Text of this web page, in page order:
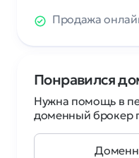
Продажа
Понравился
Нужна помощь в
доменный брокер